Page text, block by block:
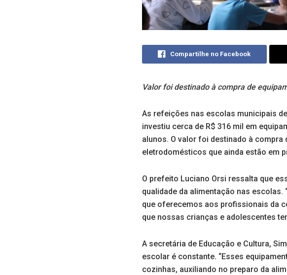
Compartilhe no Facebook
Valor foi destinado à compra de
As refeições nas escolas municipais
investiu cerca de R$ 316 mil em
alunos. O valor foi destinado à
eletrodomésticos que ainda estão em
O prefeito Luciano Orsi ressalta que
qualidade da alimentação nas
que oferecemos aos profissionais da
que nossas crianças e adolescentes
A secretária de Educação e Cultura,
escolar é constante. “Esses
cozinhas, auxiliando no preparo da